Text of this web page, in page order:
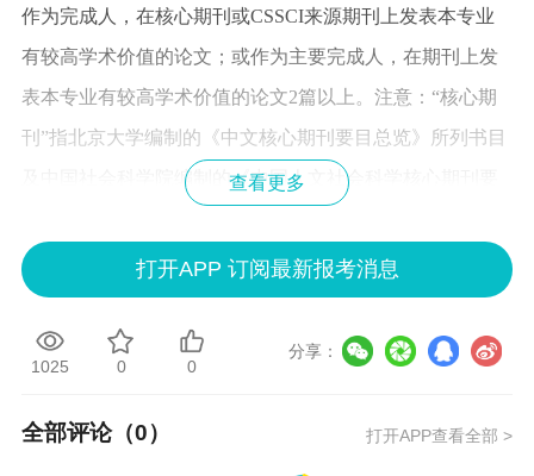
作为完成人，在核心期刊或CSSCI来源期刊上发表本专业
有较高学术价值的论文；或作为主要完成人，在期刊上发
表本专业有较高学术价值的论文2篇以上。 注意：“核心期
刊”指北京大学编制的《中文核心期刊要目总览》所列书目
及中国社会科学院编制的《中国人文社会科学核心期刊要
学研究评价中心发布的《CSSCI来源期刊目录》收录的来
源期刊、来源集刊、扩展版来源期刊，不含增刊、专刊、
电子期刊
；“期刊”主要指经新闻出版部门批准，在我国境
根据<青海省经济系列专业技术人员高级职称评价标准（试
查看更多
打开APP 订阅最新报考消息
1025 0 0
分享：
全部评论（0） 打开APP查看全部 >